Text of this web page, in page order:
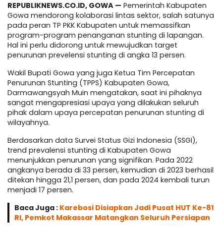
REPUBLIKNEWS.CO.ID, GOWA — Pemerintah Kabupaten
Gowa mendorong kolaborasi lintas sektor, salah satunya
pada peran TP PKK Kabupaten untuk memassifkan
program-program penanganan stunting di lapangan.
Hal ini perlu didorong untuk mewujudkan target
penurunan prevelensi stunting di angka 13 persen.
Wakil Bupati Gowa yang juga Ketua Tim Percepatan
Penurunan Stunting (TPPS) Kabupaten Gowa,
Darmawangsyah Muin mengatakan, saat ini pihaknya
sangat mengapresiasi upaya yang dilakukan seluruh
pihak dalam upaya percepatan penurunan stunting di
wilayahnya.
Berdasarkan data Survei Status Gizi Indonesia (SSGI),
trend prevalensi stunting di Kabupaten Gowa
menunjukkan penurunan yang signifikan. Pada 2022
angkanya berada di 33 persen, kemudian di 2023 berhasil
ditekan hingga 21,1 persen, dan pada 2024 kembali turun
menjadi 17 persen.
Baca Juga : Karebosi Disiapkan Jadi Pusat HUT Ke-81
RI, Pemkot Makassar Matangkan Seluruh Persiapan